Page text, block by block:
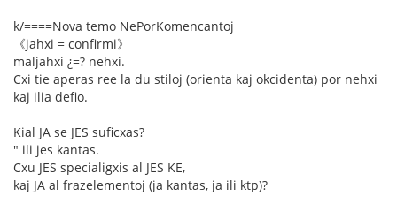
k/====Nova temo NePorKomencantoj
《jahxi = confirmi》
maljahxi ¿=? nehxi.
Cxi tie aperas ree la du stiloj (orienta kaj okcidenta) por nehxi
kaj ilia defio.
Kial JA se JES suficxas?
" ili jes kantas.
Cxu JES specialigxis al JES KE,
kaj JA al frazelementoj (ja kantas, ja ili ktp)?